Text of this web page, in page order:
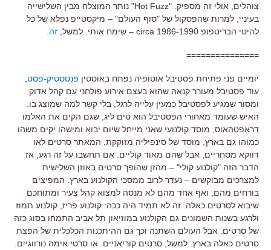
צוהלים, אולי זה מספיק. "Hot Fuzz" נותר המוצלח מבין השלישייה
בעיניי, למרות שהפסקול של "סוף העולם" – מיקסטייפ נפלא של כל
להיטי הבריטפופ circa 1986-1990 – שימח אותי. למשל,
זה.
===============
יומיים פני פתיחת פסטיבל אוטופיה נפתח באוסטין פנטסטיק-פסט
עוד פסטיבל מעורר קנאה שהוא בעצם אירוע פולחני עם קהל אדוק
ומסור שמגיע לפסטיבל כמעין עלייה לרגל, בלי קשר למה שמוצג בו.
האיש שעומד מאחורי הפסטיבל הוא טים ליג, שגם הקים את האלמו
דראפטהאוס, מוסד קולנועי שאני מייחל שיום יבוא ומישהו יקים משהו
כמוהו גם בארץ, מוסד של סינפיליה מזוקקת, המאתר סרטים לאו
דווקא מסחריים, אבל שהם מאוד קוליים. אם תחשבו על זה רגע, אז
הדבר הזה "קולנוע קולי" – מהזן שהופך סרטים באוזן השלישית
למצרכים מבוקשים – נעדר לרוב ממסכי הקולנוע בארץ. המפיצים
בורחים מהם, ואף אחד מהם לא מנסה למצוא קהל צעיר ומתוחכם
שיבוא לסרטים כאלה. זה לא תמיד היה ככה: קולנוע פריז, קולנוע תמוז
ולרגע בשנות השמונים גם הקולנוע במוזיאון תל אביב התמחו בסוג כזה
של סרטים. אבל העולם השתנה וכך גם ההיתכנות הכלכלית של הפצת
סרטים כאלה בארץ. למשל, סרטים קוריאניים. או סרטי אימה נורווגיים.